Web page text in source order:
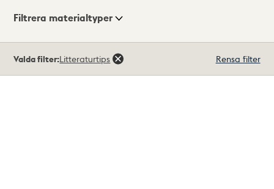
Visningsläge
Filtrera materialtyper
träffar
Valda filter:Litteraturtips Rensa filter